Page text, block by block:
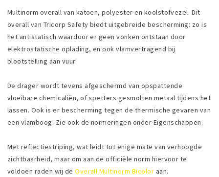
Multinorm overall van katoen, polyester en koolstofvezel. Dit
overall van Tricorp Safety biedt uitgebreide bescherming: zo is
het antistatisch waardoor er geen vonken ontstaan door
elektrostatische oplading, en ook vlamvertragend bij
blootstelling aan vuur.
De drager wordt tevens afgeschermd van opspattende
vloeibare chemicaliën, of spetters gesmolten metaal tijdens het
lassen. Ook is er bescherming tegen de thermische gevaren van
een vlamboog. Zie ook de normeringen onder Eigenschappen.
Met reflectiestriping, wat leidt tot enige mate van verhoogde
zichtbaarheid, maar om aan de officiële norm hiervoor te
voldoen raden wij deOverall Multinorm Bicolor aan.